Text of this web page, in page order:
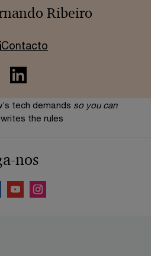
Ribeiro
Contacto
tech demands so you can
the rules
nos